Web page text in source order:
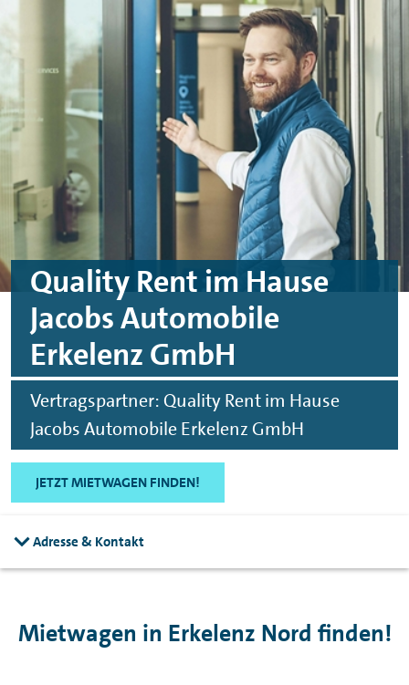
Skip to main content
Skip to footer
Quality Rent im Hause
Jacobs Automobile
Erkelenz GmbH
Vertragspartner: Quality Rent im Hause
Jacobs Automobile Erkelenz GmbH
JETZT MIETWAGEN FINDEN!
Adresse & Kontakt
Mietwagen in Erkelenz Nord finden!